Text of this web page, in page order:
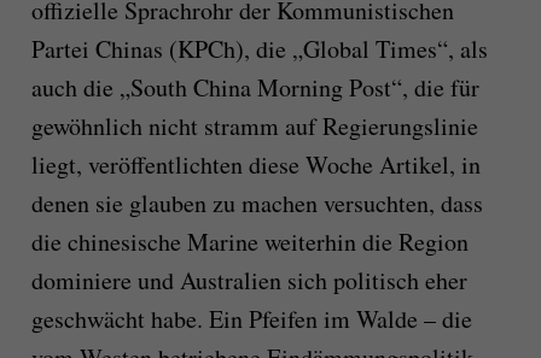
offizielle Sprachrohr der Kommunistischen
Partei Chinas (KPCh), die „Global Times“, als
auch die „South China Morning Post“, die für
gewöhnlich nicht stramm auf Regierungslinie
liegt, veröffentlichten diese Woche Artikel, in
denen sie glauben zu machen versuchten, dass
die chinesische Marine weiterhin die Region
dominiere und Australien sich politisch eher
geschwächt habe. Ein Pfeifen im Walde – die